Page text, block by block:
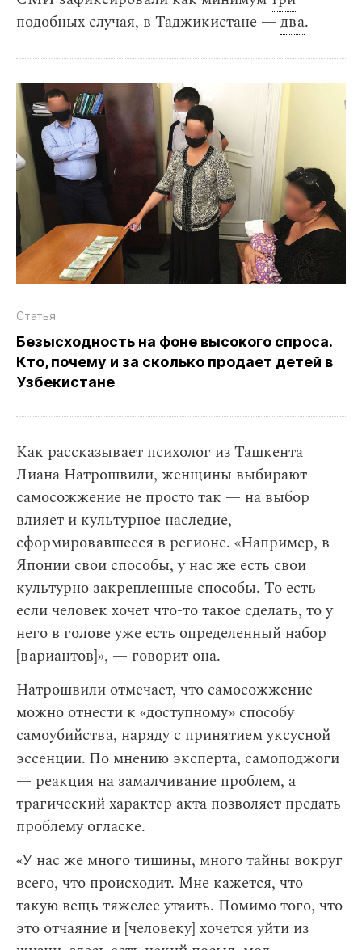
подобных случая, в Таджикистане — два.
Статья
Безысходность на фоне высокого спроса.
Кто, почему и за сколько продает детей в
Узбекистане
Как рассказывает психолог из Ташкента
Лиана Натрошвили, женщины выбирают
самосожжение не просто так — на выбор
влияет и культурное наследие,
сформировавшееся в регионе. «Например, в
Японии свои способы, у нас же есть свои
культурно закрепленные способы. То есть
если человек хочет что-то такое сделать, то у
него в голове уже есть определенный набор
[вариантов]», — говорит она.
Натрошвили отмечает, что самосожжение
можно отнести к «доступному» способу
самоубийства, наряду с принятием уксусной
эссенции. По мнению эксперта, самоподжоги
— реакция на замалчивание проблем, а
трагический характер акта позволяет предать
проблему огласке.
«У нас же много тишины, много тайны вокруг
всего, что происходит. Мне кажется, что
такую вещь тяжелее утаить. Помимо того, что
это отчаяние и [человеку] хочется уйти из